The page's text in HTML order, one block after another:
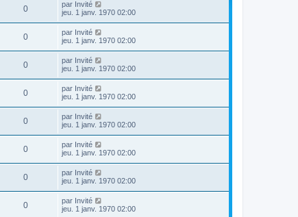
0 par Invité
jeu. 1 janv. 1970 02:00
0 par Invité
jeu. 1 janv. 1970 02:00
0 par Invité
jeu. 1 janv. 1970 02:00
0 par Invité
jeu. 1 janv. 1970 02:00
0 par Invité
jeu. 1 janv. 1970 02:00
0 par Invité
jeu. 1 janv. 1970 02:00
0 par Invité
jeu. 1 janv. 1970 02:00
0 par Invité
jeu. 1 janv. 1970 02:00